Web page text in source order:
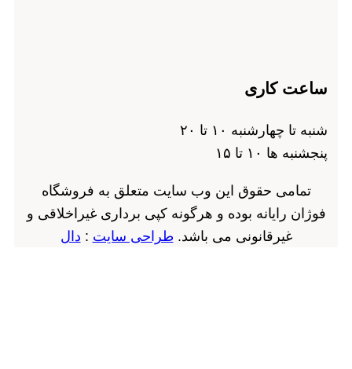
ساعت کاری
شنبه تا چهارشنبه ۱۰ تا ۲۰
پنجشنبه ها ۱۰ تا ۱۵
تمامی حقوق این وب سایت متعلق به فروشگاه
فوژان رایانه بوده و هرگونه کپی برداری غیراخلاقی و
غیرقانونی می باشد.طراحی سایت:دال